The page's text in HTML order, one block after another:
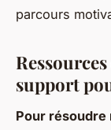
parcours
support
Pour